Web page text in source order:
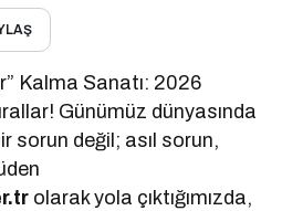
Kalma Sanatı: 2026
Günümüz dünyasında
sorun değil; asıl sorun,
olarak yola çıktığımızda,